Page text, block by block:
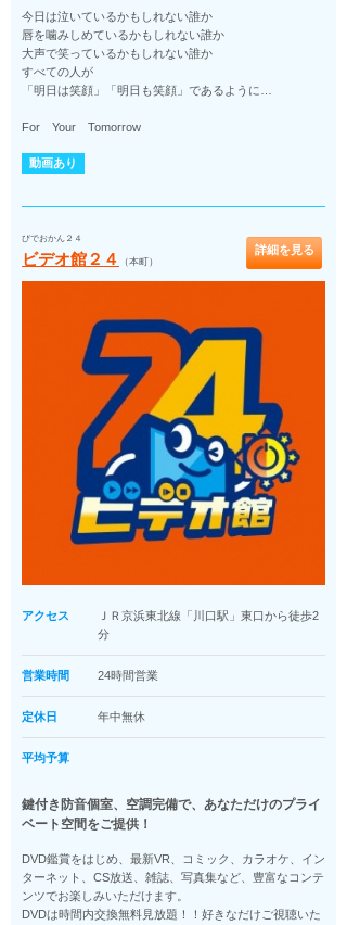
今日は泣いているかもしれない誰か
唇を噛みしめているかもしれない誰か
大声で笑っているかもしれない誰か
すべての人が
「明日は笑顔」「明日も笑顔」であるように…
For Your Tomorrow
動画あり
びでおかん２４
ビデオ館２４ （本町）
詳細を見る
アクセス
ＪＲ京浜東北線「川口駅」東口から徒歩2
分
営業時間 24時間営業
定休日 年中無休
平均予算
鍵付き防音個室、空調完備で、あなただけのプライ
ベート空間をご提供！
DVD鑑賞をはじめ、最新VR、コミック、カラオケ、イン
ターネット、CS放送、雑誌、写真集など、豊富なコンテ
ンツでお楽しみいただけます。
DVDは時間内交換無料見放題！！好きなだけご視聴いた